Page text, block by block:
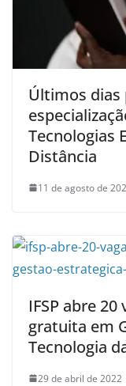
Últimos dias
Tecnologias
Distância
11 de agosto de
IFSP abre
gratuita em
Tecnologia
29 de abril de 2022